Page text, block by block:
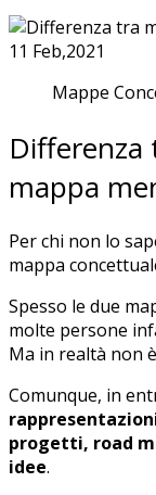
11 Feb,2021
Mappe
Differenza
mappa
Per chi non lo
mappa
Spesso le due
molte persone
Ma in realtà non
Comunque, in
progetti, road
idee.